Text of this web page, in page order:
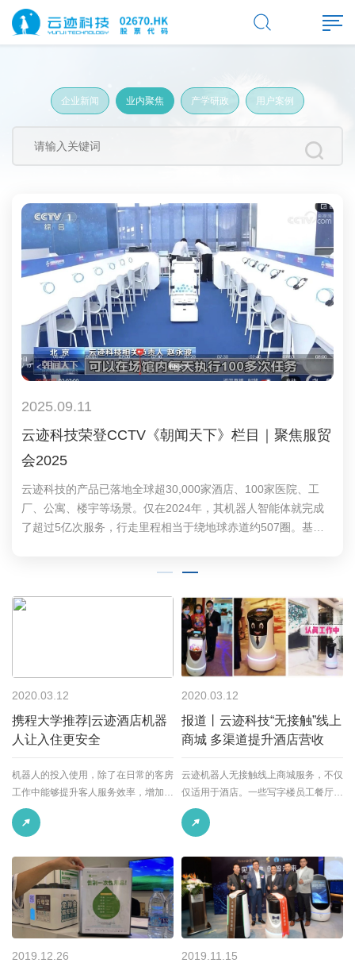
企业新闻 业内聚焦 产学研政 用户案例
2025.12.12
喜报！云迹荣膺“2025中经新消费驱动力优秀案例”
近日，在《中国经营报》主办的“2025中国企业竞争力年会”上，
云迹科技成功入选“2025中经新消费驱动力优秀案例”，获评“中
经新消费技术革新企业”。
2025.09.11
云迹科技荣登CCTV《朝闻天下》栏目｜聚焦服贸
会2025
云迹科技的产品已落地全球超30,000家酒店、100家医院、工
厂、公寓、楼宇等场景。仅在2024年，其机器人智能体就完成
了超过5亿次服务，行走里程相当于绕地球赤道约507圈。基于
2020.03.12
携程大学推荐|云迹酒店机器
人让入住更安全
机器人的投入使用，除了在日常的客房
工作中能够提升客人服务效率，增加客
人满意度，降低用人成本外，防疫期间
还能够为客人及员工提供一个安全的服
2020.03.12
报道丨云迹科技“无接触”线上
商城 多渠道提升酒店营收
云迹机器人无接触线上商城服务，不仅
仅适用于酒店。一些写字楼员工餐厅，
也加入了云迹线上商城，为复工后的员
工就餐安全，保驾护航！
2019.12.26 2019.11.15